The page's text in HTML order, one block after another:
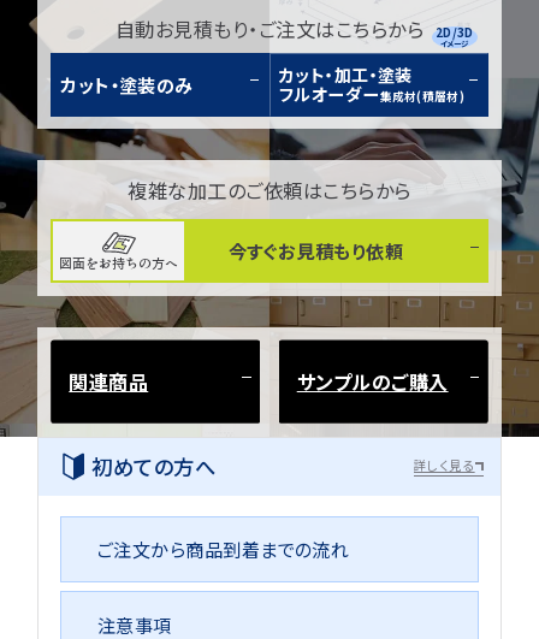
自動お見積もり・ご注文はこちらから
カット・塗装のみ
カット・加工・塗装
フルオーダー集成材(積層材)
2D/3D
イメージ
複雑な加工のご依頼はこちらから
図面をお持ちの方へ 今すぐお見積もり依頼
関連商品 サンプルのご購入
初めての方へ 詳しく見る
ご注文から商品到着までの流れ
注意事項